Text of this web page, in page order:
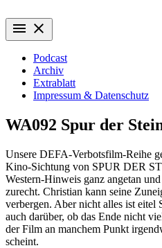
Inhalt
springen
Wiederaufführung
Alte Filme. Neu entdeckt.
menu close
Podcast
Archiv
Extrablatt
Impressum & Datenschutz
WA092 Spur der
Unsere DEFA-Verbotsfilm-Reihe
Kino-Sichtung von SPUR DER
Western-Hinweis ganz angetan
zurecht. Christian kann seine
verbergen. Aber nicht alles ist eitel
auch darüber, ob das Ende nicht
der Film an manchem Punkt
scheint.